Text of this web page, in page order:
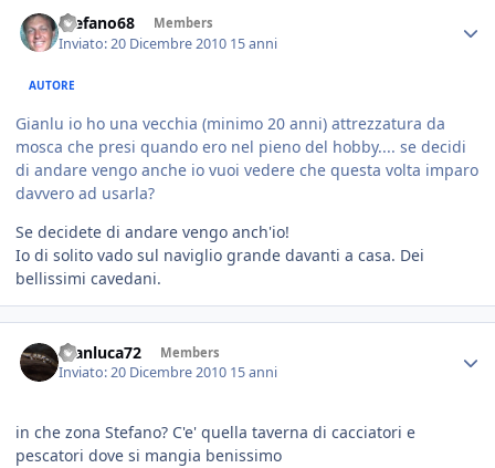
Stefano68 Members
Inviato:20 Dicembre 2010 15 anni
AUTORE
Gianlu io ho una vecchia (minimo 20 anni) attrezzatura da
mosca che presi quando ero nel pieno del hobby.... se decidi
di andare vengo anche io vuoi vedere che questa volta imparo
davvero ad usarla?
Se decidete di andare vengo anch'io!
Io di solito vado sul naviglio grande davanti a casa. Dei
bellissimi cavedani.
Gianluca72 Members
Inviato:20 Dicembre 2010 15 anni
in che zona Stefano? C'e' quella taverna di cacciatori e
pescatori dove si mangia benissimo